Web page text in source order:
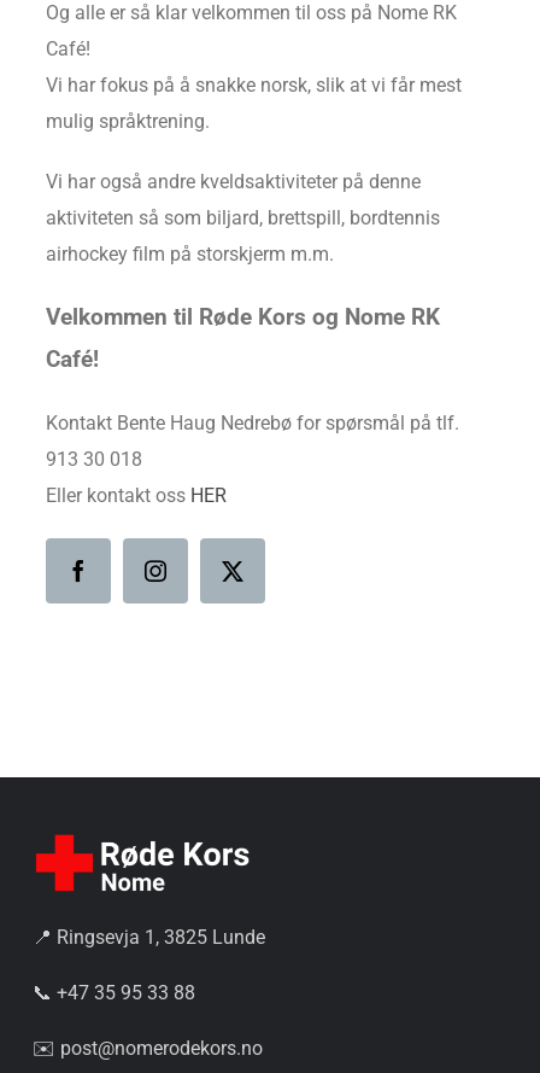
Og alle er så klar velkommen til oss på Nome RK
Café!
Vi har fokus på å snakke norsk, slik at vi får mest
mulig språktrening.
Vi har også andre kveldsaktiviteter på denne
aktiviteten så som biljard, brettspill, bordtennis
airhockey film på storskjerm m.m.
Velkommen til Røde Kors og Nome RK
Café!
Kontakt Bente Haug Nedrebø for spørsmål på tlf.
913 30 018
Eller kontakt oss HER
📍 Ringsevja 1, 3825 Lunde
📞 +47 35 95 33 88
✉️ post@nomerodekors.no